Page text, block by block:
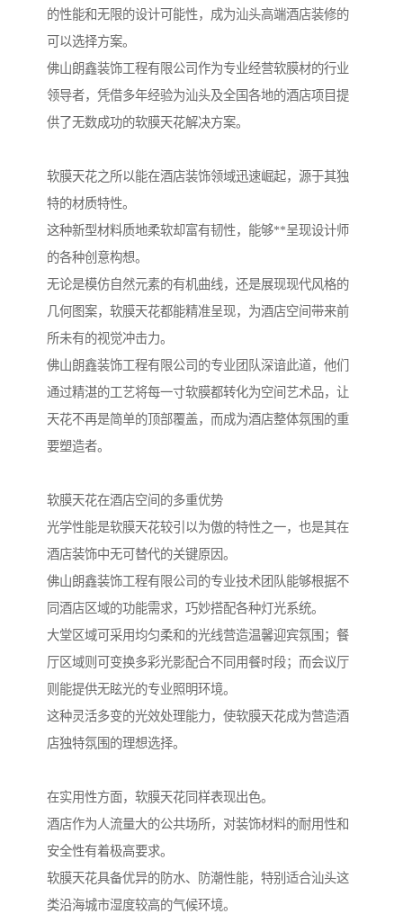
的性能和无限的设计可能性，成为汕头高端酒店装修的
可以选择方案。
佛山朗鑫装饰工程有限公司作为专业经营软膜材的行业
领导者，凭借多年经验为汕头及全国各地的酒店项目提
供了无数成功的软膜天花解决方案。
软膜天花之所以能在酒店装饰领域迅速崛起，源于其独
特的材质特性。
这种新型材料质地柔软却富有韧性，能够**呈现设计师
的各种创意构想。
无论是模仿自然元素的有机曲线，还是展现现代风格的
几何图案，软膜天花都能精准呈现，为酒店空间带来前
所未有的视觉冲击力。
佛山朗鑫装饰工程有限公司的专业团队深谙此道，他们
通过精湛的工艺将每一寸软膜都转化为空间艺术品，让
天花不再是简单的顶部覆盖，而成为酒店整体氛围的重
要塑造者。
软膜天花在酒店空间的多重优势
光学性能是软膜天花较引以为傲的特性之一，也是其在
酒店装饰中无可替代的关键原因。
佛山朗鑫装饰工程有限公司的专业技术团队能够根据不
同酒店区域的功能需求，巧妙搭配各种灯光系统。
大堂区域可采用均匀柔和的光线营造温馨迎宾氛围；餐
厅区域则可变换多彩光影配合不同用餐时段；而会议厅
则能提供无眩光的专业照明环境。
这种灵活多变的光效处理能力，使软膜天花成为营造酒
店独特氛围的理想选择。
在实用性方面，软膜天花同样表现出色。
酒店作为人流量大的公共场所，对装饰材料的耐用性和
安全性有着极高要求。
软膜天花具备优异的防水、防潮性能，特别适合汕头这
类沿海城市湿度较高的气候环境。